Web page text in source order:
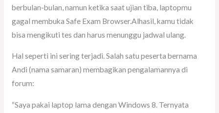
berbulan-bulan, namun ketika saat ujian tiba, laptopmu
gagal membuka Safe Exam Browser.Alhasil, kamu tidak
bisa mengikuti tes dan harus menunggu jadwal ulang.
Hal seperti ini sering terjadi. Salah satu peserta bernama
Andi (nama samaran) membagikan pengalamannya di
forum:
“Saya pakai laptop lama dengan Windows 8. Ternyata